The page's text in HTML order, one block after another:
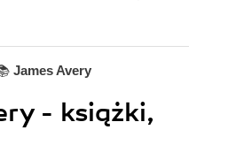
James Avery
- książki,